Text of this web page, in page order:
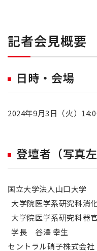
記者会見概要
日時・会場
2024年9月3日（火）
登壇者（写真左
国立大学法人山口大学
大学院医学系研究科
大学院医学系研究科
学長 谷澤 幸生
セントラル硝子株式会